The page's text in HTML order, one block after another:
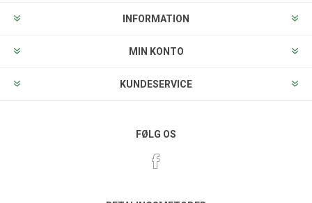
INFORMATION
MIN KONTO
KUNDESERVICE
FØLG OS